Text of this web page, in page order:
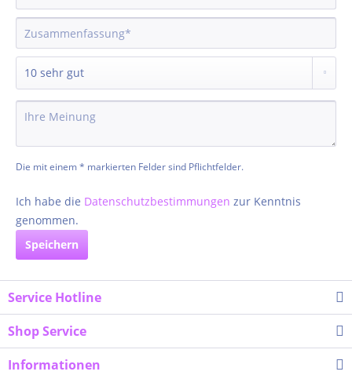
Die mit einem * markierten Felder sind Pflichtfelder.
Ich habe die Datenschutzbestimmungen zur Kenntnis
genommen.
Speichern
Service Hotline
Shop Service
Informationen